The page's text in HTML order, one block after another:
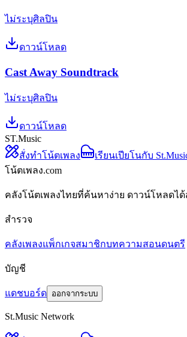
ไม่ระบุศิลปิน
ดาวน์โหลด
Cast Away Soundtrack
ไม่ระบุศิลปิน
ดาวน์โหลด
ST.Music
สั่งทำโน้ตเพลง
เรียนเปียโนกับ
โน้ตเพลง.com
คลังโน้ตเพลงไทยที่ค้นหาง่าย ดาวน์โหลดไ
สำรวจ
คลังเพลงแพ็กเกจสมาชิกบทความสอนดนตรี
บัญชี
แดชบอร์ด ออกจากระบบ
St.Music Network